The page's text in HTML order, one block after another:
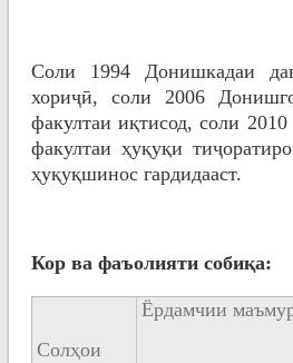
Соли 1994 Донишкадаи
хориҷӣ, соли 2006
факултаи иқтисод, соли
факултаи ҳуқуқи
ҳуқуқшинос гардидааст.
Кор ва фаъолияти собиқа:
Солҳои
Ёрдамчии